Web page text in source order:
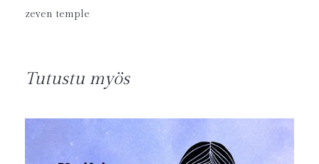
zeven temple
Tutustu myös